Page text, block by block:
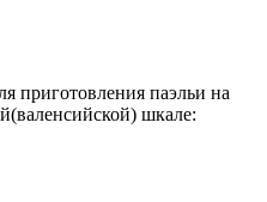
приготовления паэльи на
шкале: